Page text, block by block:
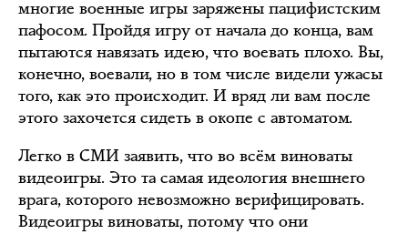
многие военные игры заряжены пацифистским
пафосом. Пройдя игру от начала до конца, вам
пытаются навязать идею, что воевать плохо. Вы,
конечно, воевали, но в том числе видели ужасы
того, как это происходит. И вряд ли вам после
этого захочется сидеть в окопе с автоматом.
Легко в СМИ заявить, что во всём виноваты
видеоигры. Это та самая идеология внешнего
врага, которого невозможно верифицировать.
Видеоигры виноваты, потому что они